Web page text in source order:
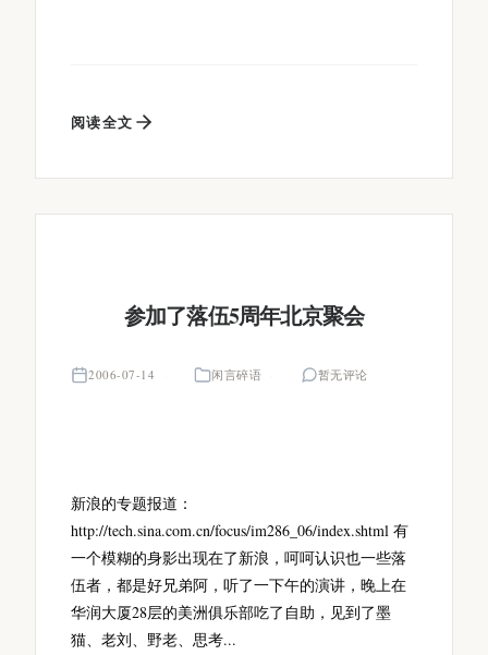
阅读全文
参加了落伍5周年北京聚会
2006-07-14 闲言碎语 暂无评论
新浪的专题报道：
http://tech.sina.com.cn/focus/im286_06/index.shtml 有
一个模糊的身影出现在了新浪，呵呵认识也一些落
伍者，都是好兄弟阿，听了一下午的演讲，晚上在
华润大厦28层的美洲俱乐部吃了自助，见到了墨
猫、老刘、野老、思考...